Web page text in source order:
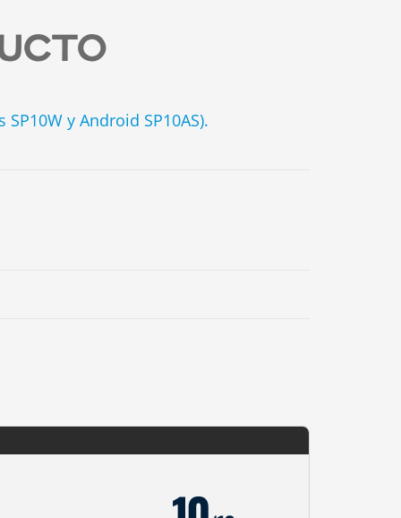
y Android SP10AS).